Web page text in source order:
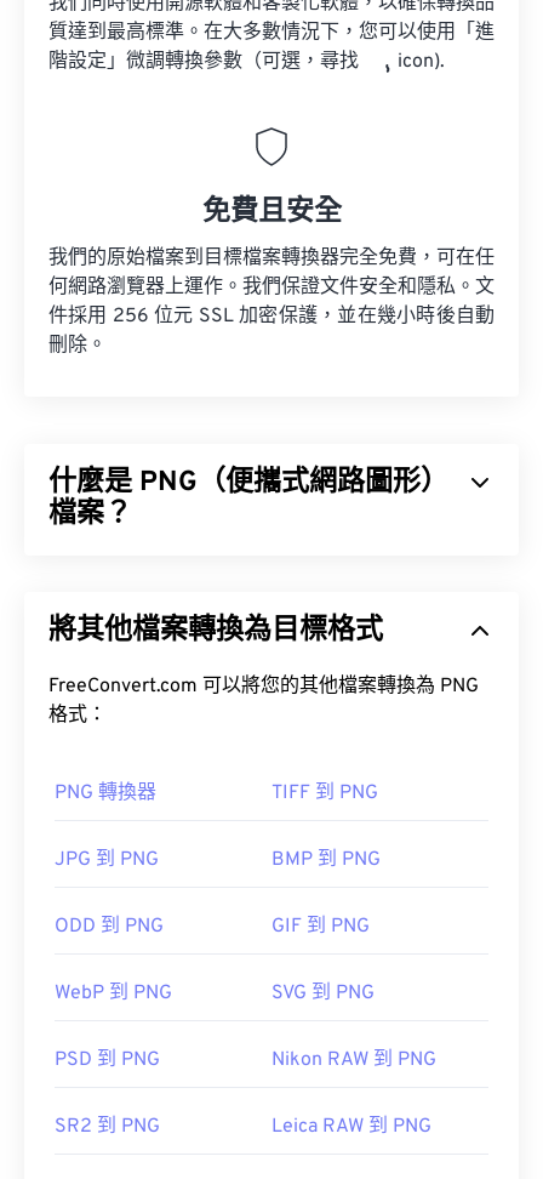
質達到最高標準。在大多數情況下，您可以使用「進
階設定」微調轉換參數（可選，尋找
icon).
免費且安全
我們的原始檔案到目標檔案轉換器完全免費，可在任
何網路瀏覽器上運作。我們保證文件安全和隱私。文
件採用 256 位元 SSL 加密保護，並在幾小時後自動
刪除。
什麼是 PNG（便攜式網路圖形）
檔案？
RGB或RGBA顏色，並支持透明度，這使得它們非常
明度的動畫（試試我們的GIF 轉 APNG）。
於開啟和編輯 PNG 檔案。 PNG 檔案比其他檔案類型
開發者： PNG 開發小組
實用連結：
將其他檔案轉換為目標格式
FreeConvert.com 可以將您的其他檔案轉換為 PNG
格式：
PNG 轉換器 TIFF 到 PNG
JPG 到 PNG BMP 到 PNG
ODD 到 PNG GIF 到 PNG
WebP 到 PNG SVG 到 PNG
PSD 到 PNG Nikon RAW 到 PNG
SR2 到 PNG Leica RAW 到 PNG